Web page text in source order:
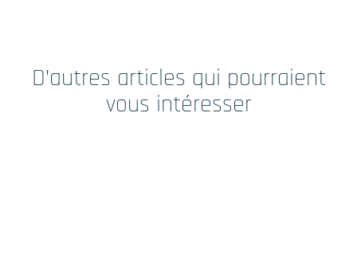
Nous découvrir
Actualités RCTs
D’autres articles qui pourraient
vous intéresser